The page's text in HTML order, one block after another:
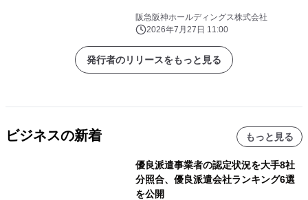
阪急阪神ホールディングス株式会社
2026年7月27日 11:00
発行者のリリースをもっと見る
ビジネスの新着 もっと見る
優良派遣事業者の認定状況を大手8社
分照合、優良派遣会社ランキング6選
を公開